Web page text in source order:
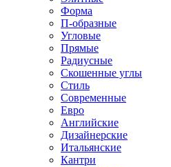
Форма
П-образные
Угловые
Прямые
Радиусные
Скошенные углы
Стиль
Современные
Евро
Английские
Дизайнерские
Итальянские
Кантри